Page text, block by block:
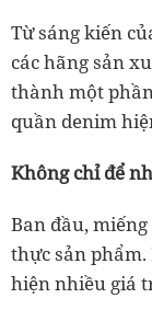
Từ sáng kiến
các hãng sản
thành một
quần denim
Không chỉ để
Ban đầu,
thực sản
hiện nhiều giá